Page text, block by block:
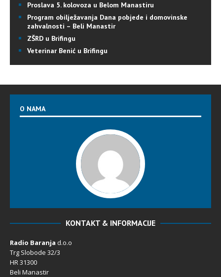
Proslava 5. kolovoza u Belom Manastiru
Program obilježavanja Dana pobjede i domovinske
zahvalnosti – Beli Manastir
ZŠRD u Brifingu
Veterinar Benić u Brifingu
O NAMA
KONTAKT & INFORMACIJE
Radio Baranja d.o.o
Trg Slobode 32/3
HR 31300
Beli Manastir